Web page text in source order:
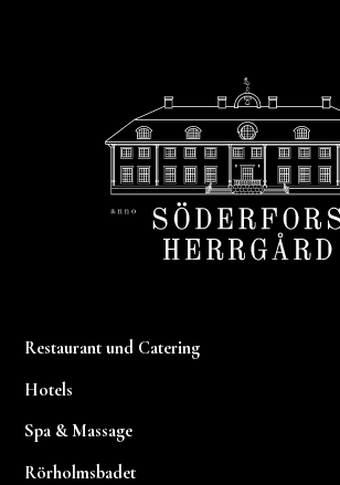
Restaurant und Catering
Hotels
Spa & Massage
Rörholmsbadet